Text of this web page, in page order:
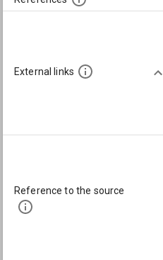
External links
Reference to the source